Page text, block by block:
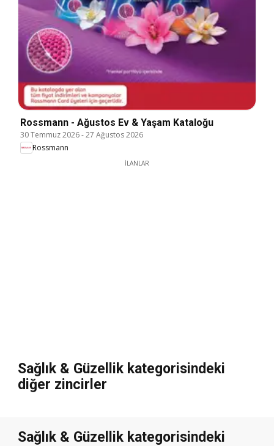
Rossmann - Ağustos Ev & Yaşam Kataloğu
30 Temmuz 2026-27 Ağustos 2026
Rossmann
İLANLAR
Sağlık & Güzellik kategorisindeki
diğer zincirler
Sağlık & Güzellik kategorisindeki